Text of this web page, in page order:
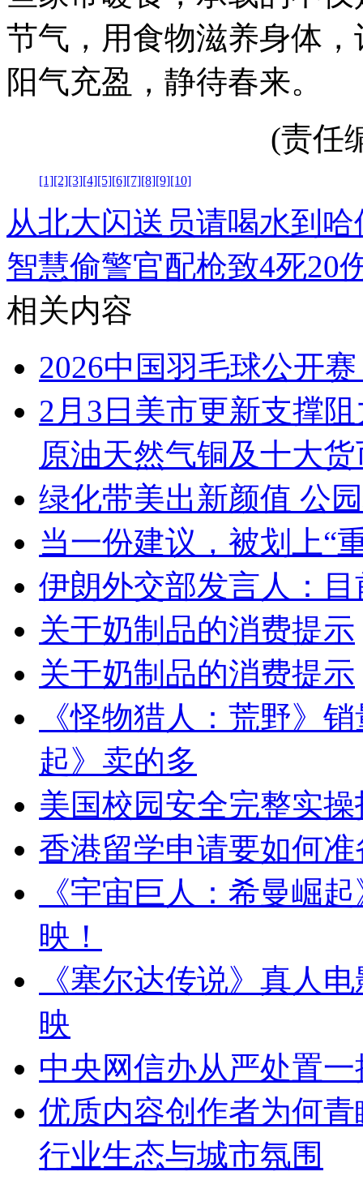
节气，用食物滋养身体
阳气充盈，静待春来。
(责任
[1][2][3][4][5][6][7][8][9][10]
从北大闪送员请喝水到
智慧偷警官配枪致4死20
相关内容
2026中国羽毛球公开
2月3日美市更新支撑
原油天然气铜及十大
绿化带美出新颜值 公
当一份建议，被划上“
伊朗外交部发言人：
关于奶制品的消费提示
关于奶制品的消费提示
《怪物猎人：荒野》
起》卖的多
美国校园安全完整实操
香港留学申请要如何准
《宇宙巨人：希曼崛
映！
《塞尔达传说》真人
映
中央网信办从严处置
优质内容创作者为何
行业生态与城市氛围